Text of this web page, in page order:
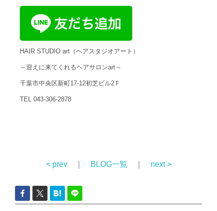
HAIR STUDIO art（ヘアスタジオアート）
～迎えに来てくれるヘアサロンart～
千葉市中央区新町17-12初芝ビル2Ｆ
TEL 043-306-2878
< prev｜ BLOG一覧 next >